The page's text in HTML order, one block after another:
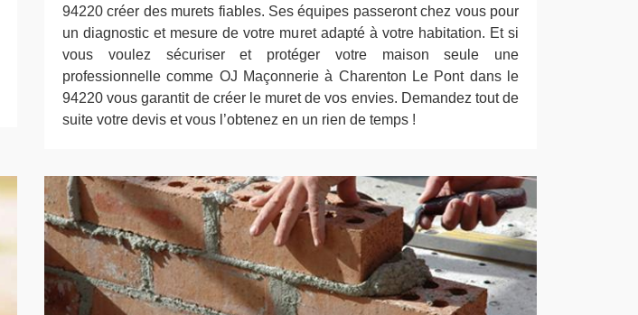
94220 créer des murets fiables. Ses équipes passeront chez vous pour
un diagnostic et mesure de votre muret adapté à votre habitation. Et si
vous voulez sécuriser et protéger votre maison seule une
professionnelle comme OJ Maçonnerie à Charenton Le Pont dans le
94220 vous garantit de créer le muret de vos envies. Demandez tout de
suite votre devis et vous l’obtenez en un rien de temps !